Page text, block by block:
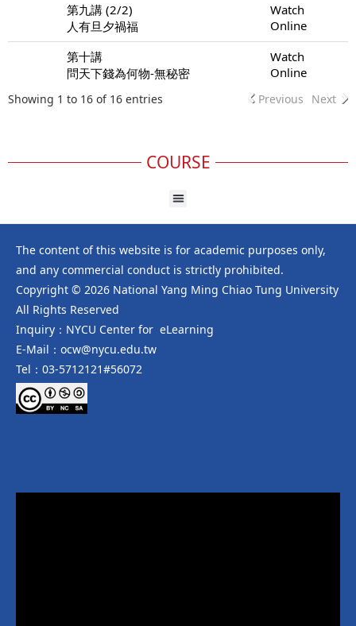
第九講 (2/2)
人有旦夕禍福
Watch
Online
第十講
問天下錢為何物-無秘密
Watch
Online
Showing 1 to 16 of 16 entries Previous Next
COURSE
The content of this website is for academic purposes only,
and any commercial conduct is strictly prohibited.
Copyright © 2026 National Yang Ming Chiao Tung University
All Rights Reserved
Inquiry：NYCU Center for eLearning
E-Mail：ocw@nycu.edu.tw
Tel：03-5712121#56072